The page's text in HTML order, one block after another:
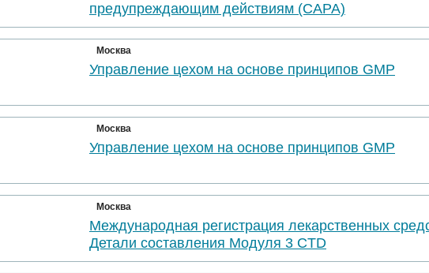
предупреждающим действиям (САРА)
Москва
Управление цехом на основе принципов GMP
Москва
Управление цехом на основе принципов GMP
Москва
Международная регистрация лекарственных
Детали составления Модуля 3 CTD